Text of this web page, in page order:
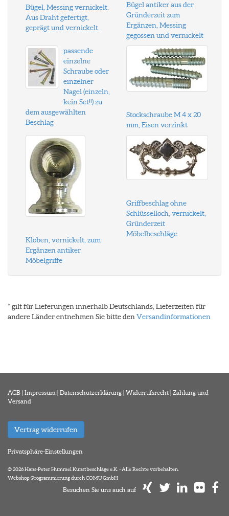
Bügel, Messing vernickelt.
Aus Draht gefertigt,
geprägt und vernickelt.
Bügel antiker aus der
Gründerzeit zum
Ergänzen, Messing
gegossen und vernickelt
passende
einzelne
Schraube oder
einzelner
Nagel (einzeln,
kein Set!!) zu
dem ausgewählten
Beschlag
Stockschraube M 4 x 20
mm, Eisen verzinkt
Kloben, vernickelt, zum
Ergänzen antiker
Möbelgriffe
Griffbeschlag ohne
Schlüsselloch, vernickelt,
Gründerzeit
Möbelbeschläge
* gilt für Lieferungen innerhalb Deutschlands, Lieferzeiten für
andere Länder entnehmen Sie bitte den Versandinformationen
AGB | Impressum | Datenschutzerklärung | Widerrufsrecht | Zahlung und
Versand
Vertrag widerrufen
Privatsphäre-Einstellungen
© 2026 Hans-Peter Hummel Kunstbeschläge e.K. - Alle Rechte vorbehalten.
Webshop-Programmierung durch COMU GmbH
Besuchen Sie uns auch auf